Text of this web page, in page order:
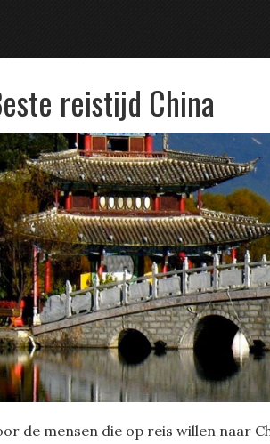
reistijd China
de mensen die op reis willen naar